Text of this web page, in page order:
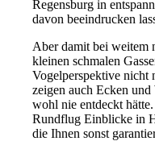
Regensburg in
davon beeindrucken
Aber damit bei weitem
kleinen schmalen
Vogelperspektive nicht
zeigen auch Ecken
wohl nie entdeckt
Rundflug Einblicke in
die Ihnen sonst